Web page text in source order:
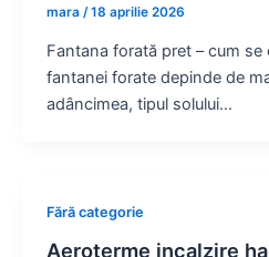
mara /18 aprilie 2026
Fantana forată pret – cum se
fantanei forate depinde de
adâncimea, tipul solului…
Fără categorie
Aeroterme incalzire